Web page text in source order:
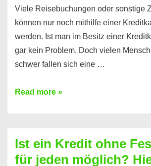
Viele Reisebuchungen oder sonstige
können nur noch mithilfe einer
werden. Ist man im Besitz einer
gar kein Problem. Doch vielen
schwer fallen sich eine …
Kreditkarte
Prepaid
ist
Read more »
Ist ein Kredit ohne
für jeden möglich?